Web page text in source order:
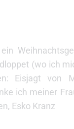
(wo ich
Eisjagt von
ich meiner
Esko Kranz